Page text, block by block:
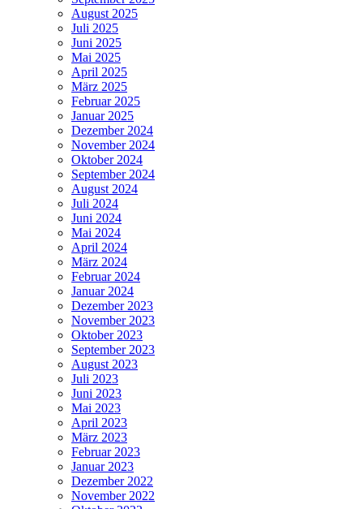
August 2025
Juli 2025
Juni 2025
Mai 2025
April 2025
März 2025
Februar 2025
Januar 2025
Dezember 2024
November 2024
Oktober 2024
September 2024
August 2024
Juli 2024
Juni 2024
Mai 2024
April 2024
März 2024
Februar 2024
Januar 2024
Dezember 2023
November 2023
Oktober 2023
September 2023
August 2023
Juli 2023
Juni 2023
Mai 2023
April 2023
März 2023
Februar 2023
Januar 2023
Dezember 2022
November 2022